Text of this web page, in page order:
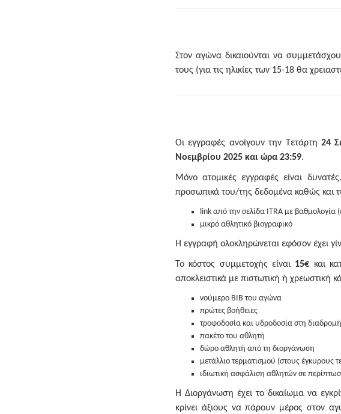
Στον αγώνα δικαιούνται να
τους (για τις ηλικίες των 15-18 θα
Οι εγγραφές ανοίγουν την Τετάρτη 24
Νοεμβρίου 2025 και ώρα 23:59.
Μόνο ατομικές εγγραφές είναι
προσωπικά του/της δεδομένα καθώς και
link από την σελίδα ITRA με βαθμολογία
μικρό αθλητικό βιογραφικό
Η εγγραφή ολοκληρώνεται εφόσον έχει
Το κόστος συμμετοχής είναι 15€ και
αποκλειστικά με πιστωτική ή χρεωστική
νούμερο BIB του αγώνα
πρώτες βοήθειες
τροφοδοσία και υδροδοσία στη
πακέτο του αθλητή
δώρο αθλητή από τη διοργάνωση
μετάλλιο τερματισμού (στους έγκυρους
ιδιωτική ασφάλιση αθλητών σε
Η Διοργάνωση έχει το δικαίωμα να
κρίνει άξιους να πάρουν μέρος στον